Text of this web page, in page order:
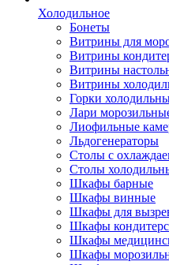
Холодильное
Бонеты
Витрины для
Витрины
Витрины
Витрины
Горки
Лари
Лиофильные
Льдогенераторы
Столы с
Столы
Шкафы барные
Шкафы винные
Шкафы для
Шкафы
Шкафы
Шкафы